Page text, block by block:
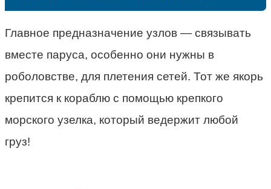
Главное предназначение узлов — связывать
вместе паруса, особенно они нужны в
роболовстве, для плетения сетей. Тот же якорь
крепится к кораблю с помощью крепкого
морского узелка, который ведержит любой
груз!